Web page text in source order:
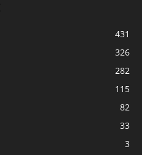
431
326
282
115
82
33
3